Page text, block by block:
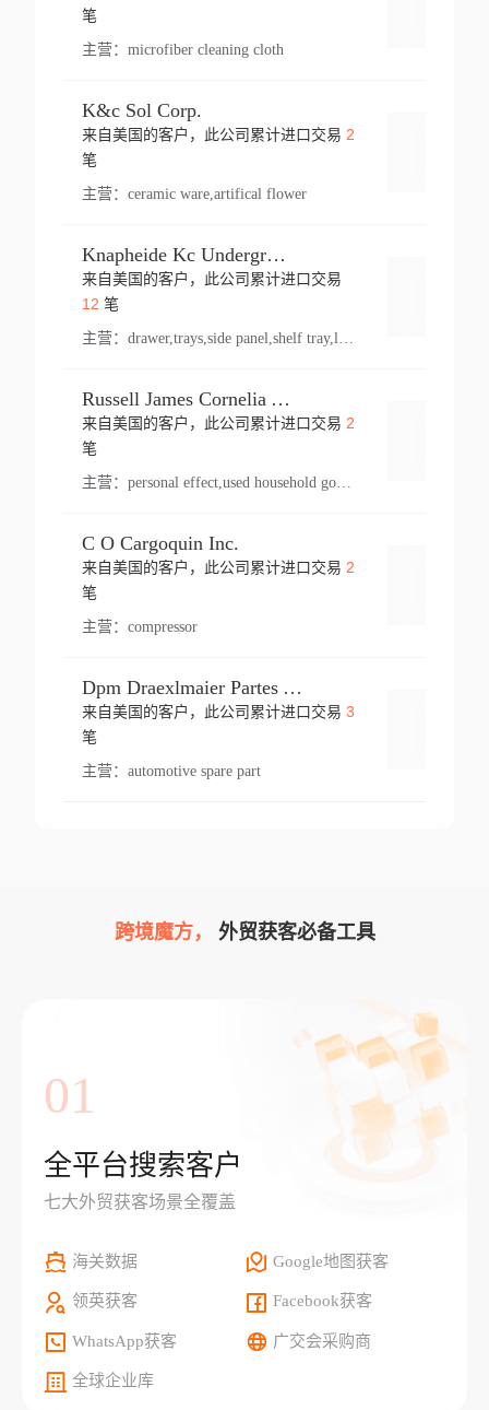
笔
主营： microfiber cleaning cloth
K&c Sol Corp.
来自美国的客户，此公司累计进口交易 2
笔
主营： ceramic ware,artifical flower
Knapheide Kc Underground
来自美国的客户，此公司累计进口交易
12 笔
主营：
Russell James Cornelia Arlington Va
来自美国的客户，此公司累计进口交易 2
笔
主营： personal effect,used household goods
C O Cargoquin Inc.
来自美国的客户，此公司累计进口交易 2
笔
主营： compressor
Dpm Draexlmaier Partes Automotrices Corr Ind Huejotzingo
来自美国的客户，此公司累计进口交易 3
笔
主营： automotive spare part
跨境魔方， 外贸获客必备工具
01
全平台搜索客户
七大外贸获客场景全覆盖
海关数据 Google地图获客
领英获客 Facebook获客
WhatsApp获客 广交会采购商
全球企业库